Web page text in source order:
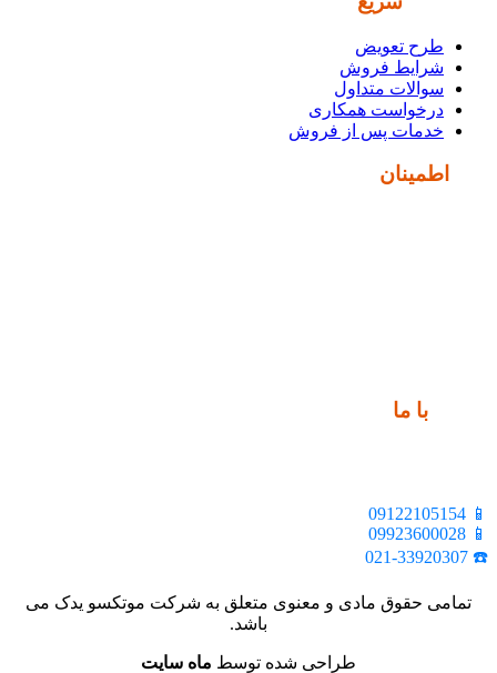
طرح تعویض
شرایط فروش
سوالات متداول
درخواست همکاری
خدمات پس از فروش
اطمینان
با ما
📱 09122105154
📱 09923600028
☎️ 021-33920307
تمامی حقوق مادی و معنوی متعلق به شرکت موتکسو یدک می
باشد.
طراحی شده توسط ماه سایت